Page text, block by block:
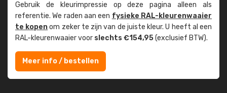
Gebruik de kleur­impressie op deze pagina alleen als
referentie. We raden aan een fysieke RAL-kleuren­waaier
te kopenom zeker te zijn van de juiste kleur. U heeft al een
RAL-kleuren­waaier voor slechts €154,95(exclusief BTW).
Meer info / bestellen